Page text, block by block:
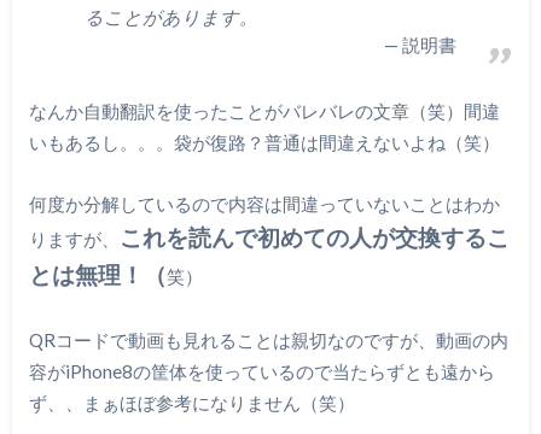
ることがあります。
説明書
なんか自動翻訳を使ったことがバレバレの文章（笑）間違
いもあるし。。。袋が復路？普通は間違えないよね（笑）
何度か分解しているので内容は間違っていないことはわか
りますが、
これを読んで初めての人が交換するこ
とは無理！（笑）
QRコードで動画も見れることは親切なのですが、動画の内
容がiPhone8の筐体を使っているので当たらずとも遠から
ず、、まぁほぼ参考になりません（笑）